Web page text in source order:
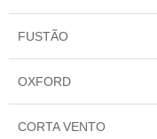
FUSTÃO
OXFORD
CORTA VENTO